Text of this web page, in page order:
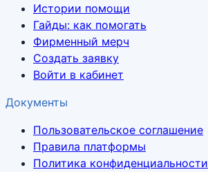
Истории помощи
Гайды: как помогать
Фирменный мерч
Создать заявку
Войти в кабинет
Документы
Пользовательское соглашение
Правила платформы
Политика конфиденциальности